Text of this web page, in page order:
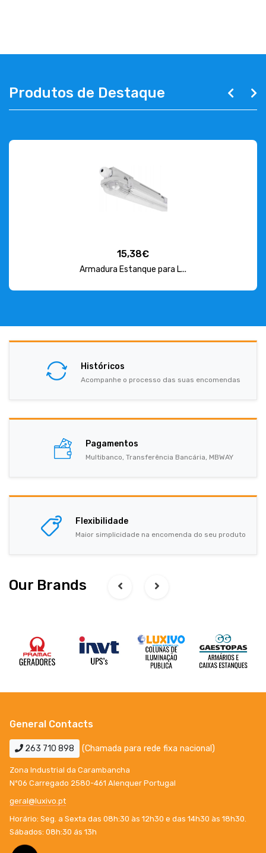
Produtos de Destaque
15,38€
Armadura Estanque para L...
Históricos
Acompanhe o processo das suas encomendas
Pagamentos
Multibanco, Transferência Bancária, MBWAY
Flexibilidade
Maior simplicidade na encomenda do seu produto
Our Brands
General Contacts
263 710 898 (Chamada para rede fixa nacional)
Zona Industrial da Carambancha
Nº06 Carregado 2580-461 Alenquer Portugal
geral@luxivo.pt
Horário: Seg. a Sexta das 08h:30 às 12h30 e das 14h30 às 18h30.
Sábados: 08h:30 ás 13h